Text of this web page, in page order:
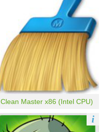
Clean Master x86 (Intel CPU)
i